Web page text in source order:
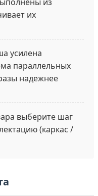
их
усилена
параллельных
надежнее
выберите шаг
(каркас /